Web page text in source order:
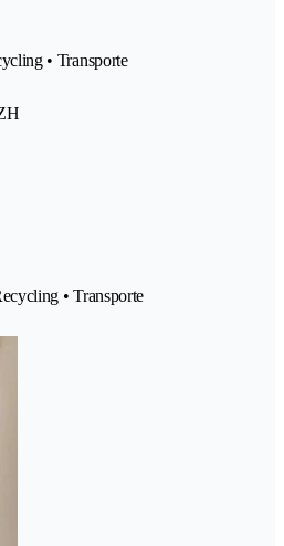
• Transporte
• Transporte